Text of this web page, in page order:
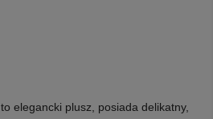
to elegancki plusz, posiada delikatny,